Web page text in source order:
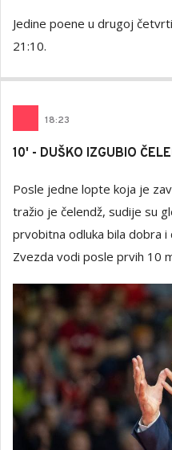
Jedine poene u drugoj
21:10.
18:23
10' - DUŠKO IZGUBIO
Posle jedne lopte koja je
tražio je čelendž, sudije su
prvobitna odluka bila dobra
Zvezda vodi posle prvih 10